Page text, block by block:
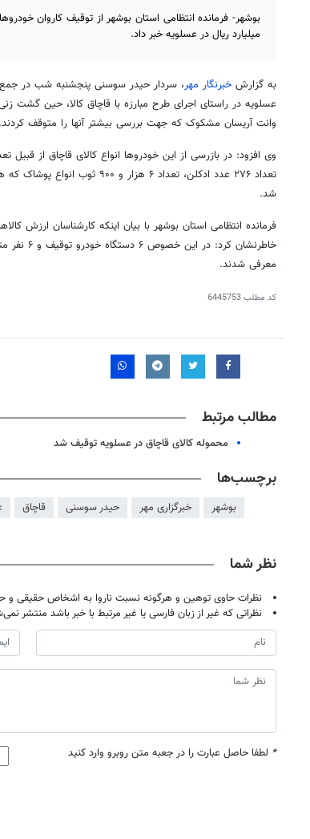
میلیارد ریال در عسلویه خبر داد.
به گزارش خبرنگار مهر، سردار حیدر سوسنی پنجشنبه شب در جمع
وانت آریسان مشکوک که جهت بررسی بیشتر آنها را متوقف کردند.
تعداد ۲۷۶ عدد ادکلن، تعداد ۶
شد.
معرفی شدند.
کد مطلب6445753
مطالب مرتبط
محموله کالای قاچاق در عسلویه توقیف شد
برچسب‌ها
بوشهر خبرگزاری مهر حیدر سوسنی قاچاق
نظر شما
نظرات حاوی توهین و هرگونه نسبت ناروا به اشخاص حقیقی و
نظراتی که غیر از زبان فارسی یا غیر مرتبط با خبر باشد منتشر
* لطفا حاصل عبارت را در جعبه متن روبرو وارد کنید